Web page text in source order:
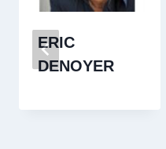
ERIC
DENOYER